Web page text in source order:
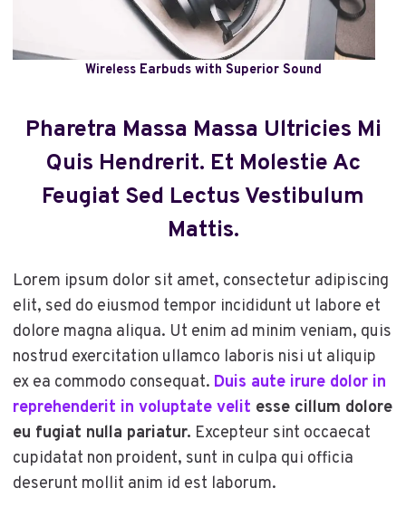
Wireless Earbuds with Superior Sound
Pharetra Massa Massa Ultricies Mi
Quis Hendrerit. Et Molestie Ac
Feugiat Sed Lectus Vestibulum
Mattis.
Lorem ipsum dolor sit amet, consectetur adipiscing
elit, sed do eiusmod tempor incididunt ut labore et
dolore magna aliqua. Ut enim ad minim veniam, quis
nostrud exercitation ullamco laboris nisi ut aliquip
ex ea commodo consequat. Duis aute irure dolor in
reprehenderit in voluptate velit esse cillum dolore
eu fugiat nulla pariatur. Excepteur sint occaecat
cupidatat non proident, sunt in culpa qui officia
deserunt mollit anim id est laborum.